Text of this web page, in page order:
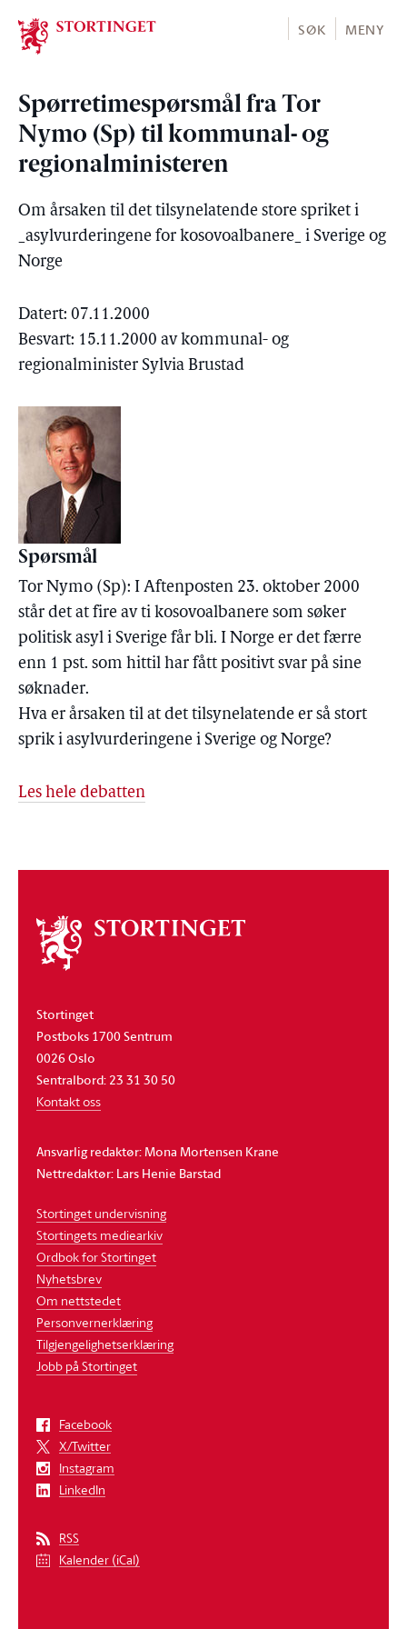
Stortinget.no
SØK MENY
Spørretimespørsmål fra Tor
Nymo (Sp) til kommunal- og
regionalministeren
Om årsaken til det tilsynelatende store spriket i
_asylvurderingene for kosovoalbanere_ i Sverige og
Norge
Datert: 07.11.2000
Besvart: 15.11.2000 av kommunal- og
regionalminister Sylvia Brustad
Spørsmål
Tor Nymo (Sp): I Aftenposten 23. oktober 2000
står det at fire av ti kosovoalbanere som søker
politisk asyl i Sverige får bli. I Norge er det færre
enn 1 pst. som hittil har fått positivt svar på sine
søknader.
Hva er årsaken til at det tilsynelatende er så stort
sprik i asylvurderingene i Sverige og Norge?
Les hele debatten
Om
stortinget
Stortinget
Postboks 1700 Sentrum
0026 Oslo
Sentralbord: 23 31 30 50
Kontakt oss
Ansvarlig redaktør: Mona Mortensen Krane
Nettredaktør: Lars Henie Barstad
Stortinget undervisning
Stortingets mediearkiv
Ordbok for Stortinget
Nyhetsbrev
Om nettstedet
Personvernerklæring
Tilgjengelighetserklæring
Jobb på Stortinget
Facebook
X/Twitter
Instagram
LinkedIn
RSS
Kalender (iCal)